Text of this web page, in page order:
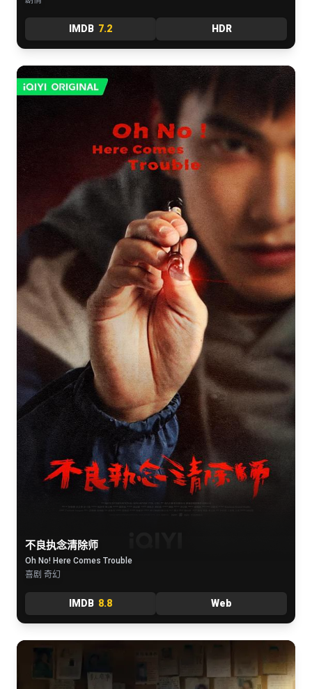
IMDB 7.2 HDR
不良执念清除师
Oh No! Here Comes Trouble
喜剧 奇幻
IMDB 8.8 Web